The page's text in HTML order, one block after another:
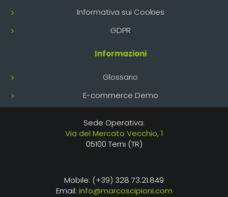
Informativa sui Cookies
GDPR
Informazioni
Glossario
E-commerce Demo
Sede Operativa:
Via del Mercato Vecchio, 1
05100 Terni (TR)
Mobile: (+39) 328 73.21.849
Email: info@marcoscipioni.com